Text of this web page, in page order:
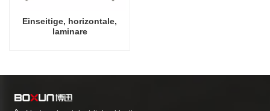
Einseitige, horizontale,
laminare